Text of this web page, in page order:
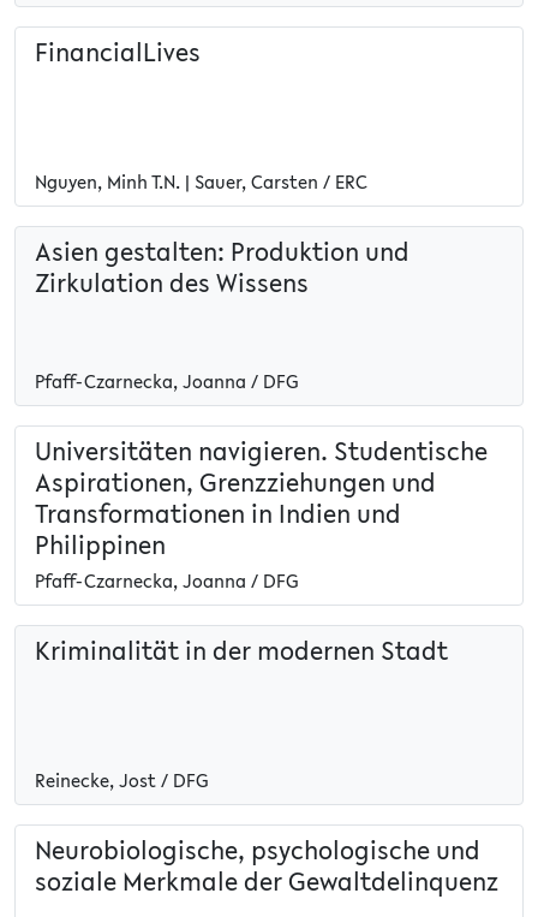
FinancialLives
Nguyen, Minh T.N. | Sauer, Carsten / ERC
Asien gestalten: Produktion und
Zirkulation des Wissens
Pfaff-Czarnecka, Joanna / DFG
Universitäten navigieren. Studentische
Aspirationen, Grenzziehungen und
Transformationen in Indien und
Philippinen
Pfaff-Czarnecka, Joanna / DFG
Kriminalität in der modernen Stadt
Reinecke, Jost / DFG
Neurobiologische, psychologische und
soziale Merkmale der Gewaltdelinquenz